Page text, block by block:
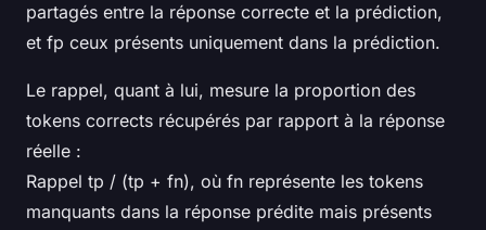
partagés entre la réponse correcte et la prédiction,
et fp ceux présents uniquement dans la prédiction.
Le rappel, quant à lui, mesure la proportion des
tokens corrects récupérés par rapport à la réponse
réelle :
Rappel tp / (tp + fn), où fn représente les tokens
manquants dans la réponse prédite mais présents